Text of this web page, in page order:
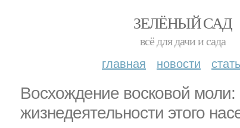
ЗЕЛЁНЫЙ САД
всё для дачи и сада
главная новости
Восхождение восковой моли:
жизнедеятельности этого